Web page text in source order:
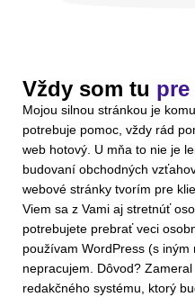
Vždy som tu pre
Mojou silnou stránkou je
potrebuje pomoc, vždy rád
web hotový. U mňa to nie je
budovaní obchodných
webové stránky tvorím pre
Viem sa z Vami aj stretnúť
potrebujete prebrať veci
používam WordPress (s iným
nepracujem. Dôvod?
redakčného systému, ktorý